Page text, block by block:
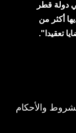
في دولة قطر
أكثر من
تعقيدا".
والأحكام